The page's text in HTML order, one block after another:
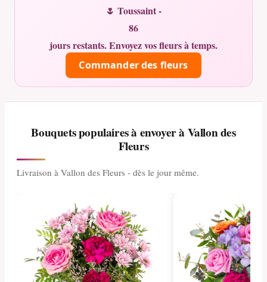
🌷 Toussaint -
86
jours restants. Envoyez vos fleurs à temps.
Commander des fleurs
Bouquets populaires à envoyer à Vallon des
Fleurs
Livraison à Vallon des Fleurs - dès le jour même.